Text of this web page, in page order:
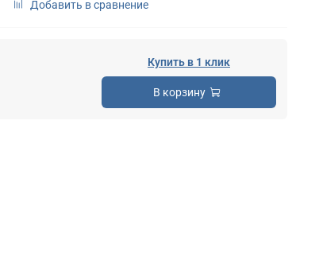
Добавить в сравнение
Купить в 1 клик
В корзину